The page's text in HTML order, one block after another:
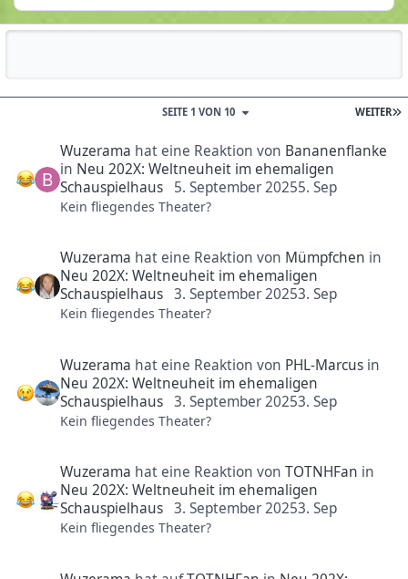
WEITER
SEITE 1 VON 10
Wuzerama hat eine Reaktion von Bananenflanke
in Neu 202X: Weltneuheit im ehemaligen
Schauspielhaus
5. September 20255. Sep
Kein fliegendes Theater?
Wuzerama hat eine Reaktion von Mümpfchen in
Neu 202X: Weltneuheit im ehemaligen
Schauspielhaus 3. September 20253. Sep
Kein fliegendes Theater?
Wuzerama hat eine Reaktion von PHL-Marcus in
Neu 202X: Weltneuheit im ehemaligen
Schauspielhaus 3. September 20253. Sep
Kein fliegendes Theater?
Wuzerama hat eine Reaktion vonTOTNHFan in
Neu 202X: Weltneuheit im ehemaligen
Schauspielhaus 3. September 20253. Sep
Kein fliegendes Theater?